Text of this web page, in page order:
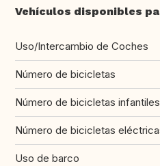
Vehículos disponibles
Uso/Intercambio de Coches
Número de bicicletas
Número de bicicletas infantiles
Número de bicicletas
Uso de barco